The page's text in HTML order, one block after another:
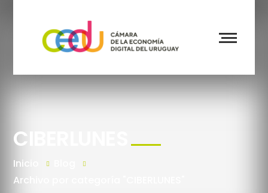
CIBERLUNES
Inicio
Archivo por categoría "CIBERLUNES"